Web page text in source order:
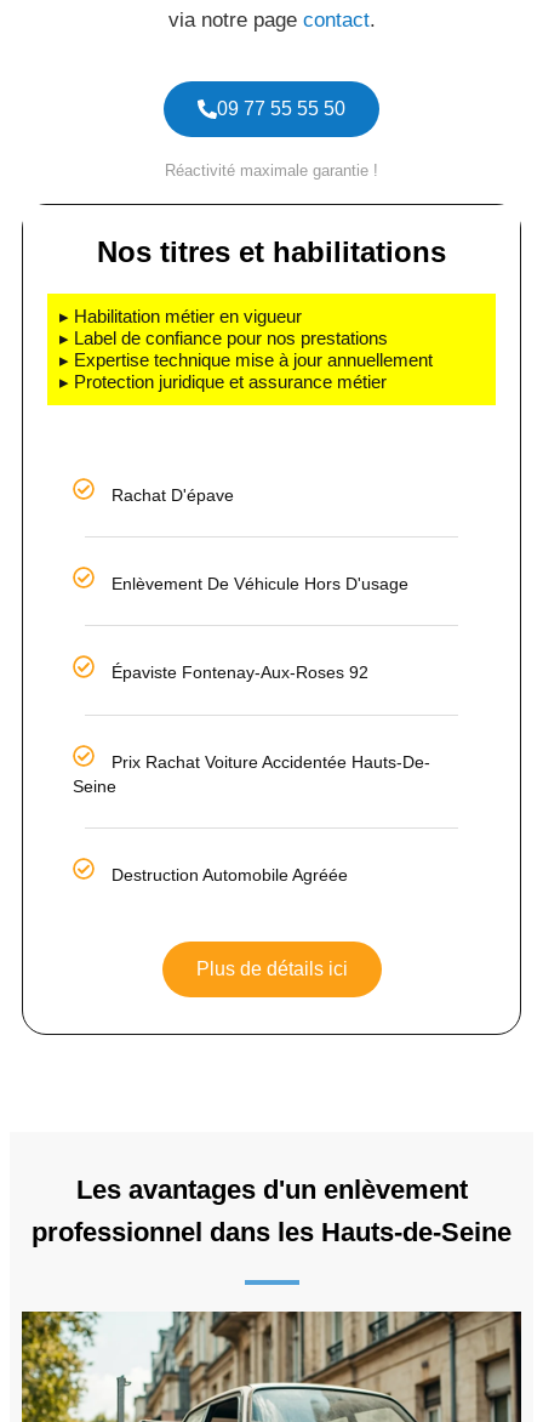
via notre page contact.
09 77 55 55 50
Réactivité maximale garantie !
Nos titres et habilitations
▸ Habilitation métier en vigueur
▸ Label de confiance pour nos prestations
▸ Expertise technique mise à jour annuellement
▸ Protection juridique et assurance métier
Rachat D'épave
Enlèvement De Véhicule Hors D'usage
Épaviste Fontenay-Aux-Roses 92
Prix Rachat Voiture Accidentée Hauts-De-
Seine
Destruction Automobile Agréée
Plus de détails ici
Les avantages d'un enlèvement
professionnel dans les Hauts-de-Seine